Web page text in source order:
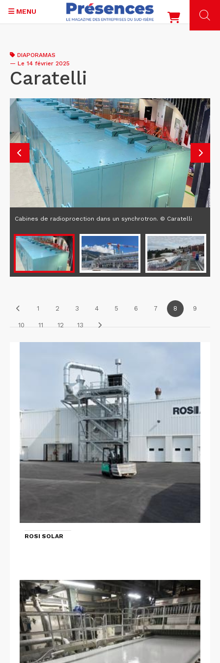
contenu
principal
MENU
DIAPORAMAS
— Le 14 février 2025
Caratelli
Cabines de radioproection dans un synchrotron. © Caratelli
1 2 3 4 5 6 7 8 9
10 11 12 13
ROSI SOLAR